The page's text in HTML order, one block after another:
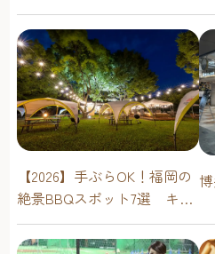
【2026】手ぶらOK！福岡の
絶景BBQスポット7選 キャ
ンプ場・海辺・公園で手軽
に楽しむ